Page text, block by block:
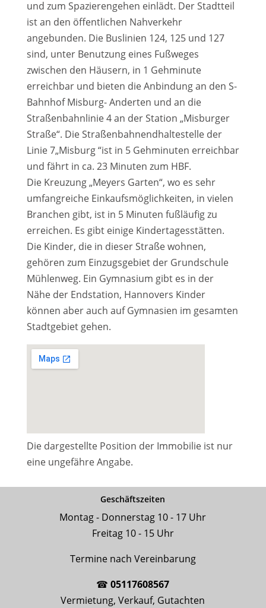
und zum Spazierengehen einlädt. Der Stadtteil
ist an den öffentlichen Nahverkehr
angebunden. Die Buslinien 124, 125 und 127
sind, unter Benutzung eines Fußweges
zwischen den Häusern, in 1 Gehminute
erreichbar und bieten die Anbindung an den S-
Bahnhof Misburg- Anderten und an die
Straßenbahnlinie 4 an der Station „Misburger
Straße“. Die Straßenbahnendhaltestelle der
Linie 7„Misburg “ist in 5 Gehminuten erreichbar
und fährt in ca. 23 Minuten zum HBF.
Die Kreuzung „Meyers Garten“, wo es sehr
umfangreiche Einkaufsmöglichkeiten, in vielen
Branchen gibt, ist in 5 Minuten fußläufig zu
erreichen. Es gibt einige Kindertagesstätten.
Die Kinder, die in dieser Straße wohnen,
gehören zum Einzugsgebiet der Grundschule
Mühlenweg. Ein Gymnasium gibt es in der
Nähe der Endstation, Hannovers Kinder
können aber auch auf Gymnasien im gesamten
Stadtgebiet gehen.
Die dargestellte Position der Immobilie ist nur
eine ungefähre Angabe.
Geschäftszeiten
Montag - Donnerstag 10 - 17 Uhr
Freitag 10 - 15 Uhr
Termine nach Vereinbarung
☎05117608567
Vermietung, Verkauf, Gutachten